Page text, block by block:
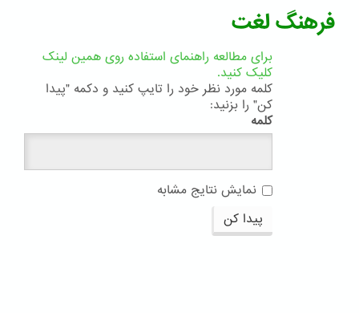
فرهنگ لغت
برای مطالعه راهنمای استفاده روی همین لینک
کلیک کنید.
کلمه مورد نظر خود را تایپ کنید و دکمه "پیدا
کن" را بزنید:
کلمه
نمایش نتایج مشابه
پیدا کن